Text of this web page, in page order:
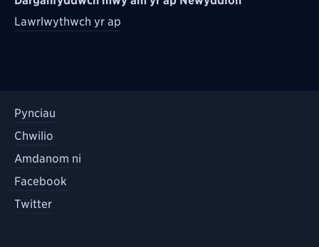
Lawrlwythwch yr ap
Pynciau
Chwilio
Amdanom ni
Facebook
Twitter